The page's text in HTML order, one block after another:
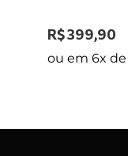
R$399,90
ou em 6x de